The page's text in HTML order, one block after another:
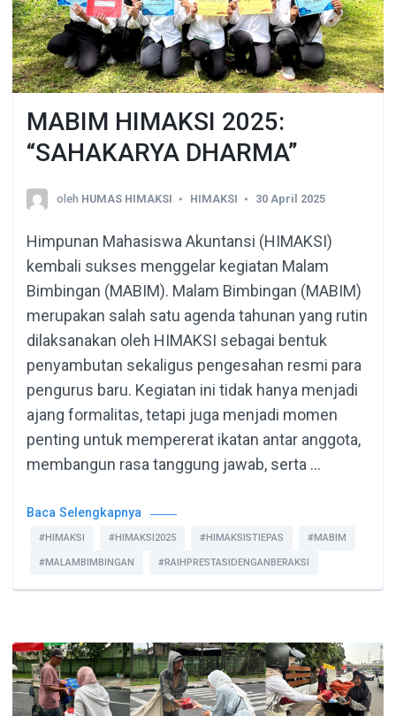
MABIM HIMAKSI 2025:
“SAHAKARYA DHARMA”
oleh HUMAS HIMAKSI HIMAKSI 30 April 2025
Himpunan Mahasiswa Akuntansi (HIMAKSI)
kembali sukses menggelar kegiatan Malam
Bimbingan (MABIM). Malam Bimbingan (MABIM)
merupakan salah satu agenda tahunan yang rutin
dilaksanakan oleh HIMAKSI sebagai bentuk
penyambutan sekaligus pengesahan resmi para
pengurus baru. Kegiatan ini tidak hanya menjadi
ajang formalitas, tetapi juga menjadi momen
penting untuk mempererat ikatan antar anggota,
membangun rasa tanggung jawab, serta …
Baca Selengkapnya
#HIMAKSI #HIMAKSI2025 #HIMAKSISTIEPAS #MABIM
#MALAMBIMBINGAN #RAIHPRESTASIDENGANBERAKSI